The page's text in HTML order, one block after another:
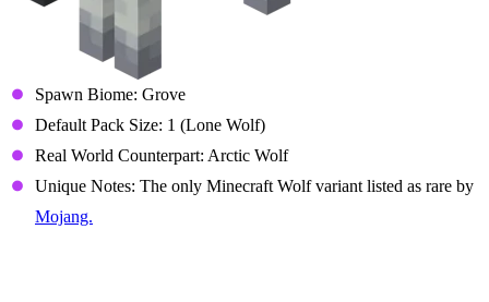
Spawn Biome: Grove
Default Pack Size: 1 (Lone Wolf)
Real World Counterpart: Arctic Wolf
Unique Notes: The only Minecraft Wolf variant listed as rare by
Mojang.